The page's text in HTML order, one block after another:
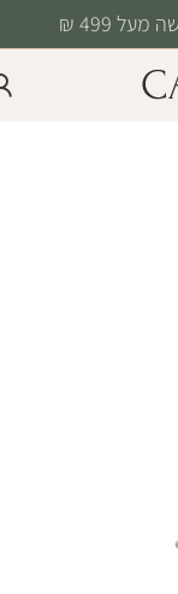
499 ₪